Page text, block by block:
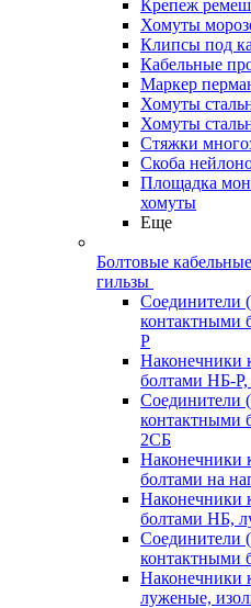
Крепеж
Хомуты
Клипсы под
Кабельные
Маркер
Хомуты
Хомуты
Стяжки
Скоба
Площадка
хомуты
Еще
Болтовые
гильзы
Соединители
контактными
Р
Наконечники
болтами НБ-
Соединители
контактными
2СБ
Наконечники
болтами на
Наконечники
болтами НБ,
Соединители
контактными
Наконечники
луженые,